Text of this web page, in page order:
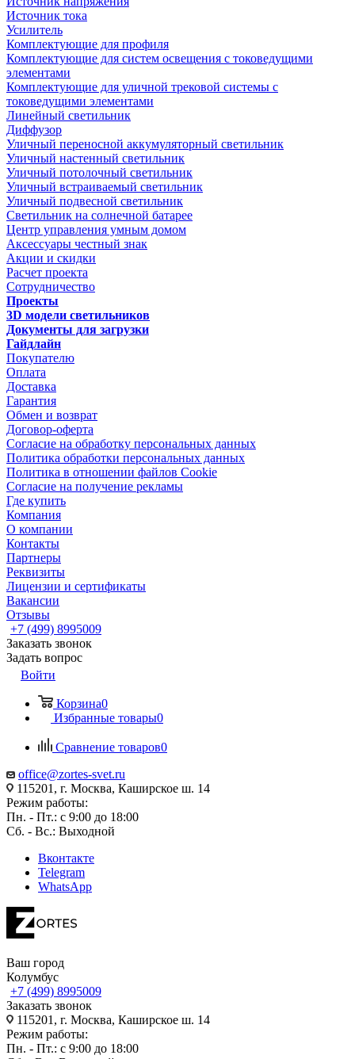
Источник тока
Усилитель
Комплектующие для профиля
Комплектующие для систем освещения с токоведущими
элементами
Комплектующие для уличной трековой системы с
токоведущими элементами
Линейный светильник
Диффузор
Уличный переносной аккумуляторный светильник
Уличный настенный светильник
Уличный потолочный светильник
Уличный встраиваемый светильник
Уличный подвесной светильник
Светильник на солнечной батарее
Центр управления умным домом
Аксессуары честный знак
Акции и скидки
Расчет проекта
Сотрудничество
Проекты
3D модели светильников
Документы для загрузки
Гайдлайн
Покупателю
Оплата
Доставка
Гарантия
Обмен и возврат
Договор-оферта
Согласие на обработку персональных данных
Политика обработки персональных данных
Политика в отношении файлов Cookie
Согласие на получение рекламы
Где купить
Компания
О компании
Контакты
Партнеры
Реквизиты
Лицензии и сертификаты
Вакансии
Отзывы
+7 (499) 8995009
Заказать звонок
Задать вопрос
Войти
Корзина0
Избранные товары0
Сравнение товаров0
office@zortes-svet.ru
115201, г. Москва, Каширское ш. 14
Режим работы:
Пн. - Пт.: с 9:00 до 18:00
Сб. - Вс.: Выходной
Вконтакте
Telegram
WhatsApp
Ваш город
Колумбус
+7 (499) 8995009
Заказать звонок
115201, г. Москва, Каширское ш. 14
Режим работы:
Пн. - Пт.: с 9:00 до 18:00